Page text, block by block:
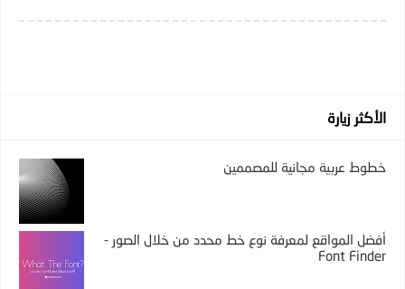
الأكثر زيارة
خطوط عربية مجانية للمصممين
أفضل المواقع لمعرفة نوع خط محدد من خلال الصور -
Font Finder